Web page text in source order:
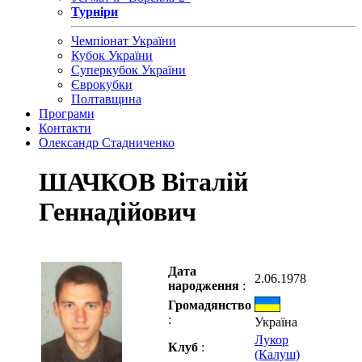
Турніри
Чемпіонат України
Кубок України
Суперкубок України
Єврокубки
Полтавщина
Програми
Контакти
Олександр Стадниченко
ШАЧКОВ Віталій
Геннадійович
Дата
народження :
2.06.1978
Громадянство
:
Україна
Клуб :
Лукор
(Калуш)